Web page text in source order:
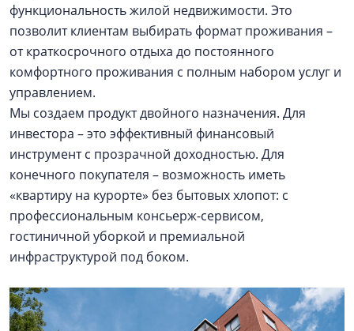
функциональность жилой недвижимости. Это
позволит клиентам выбирать формат проживания –
от краткосрочного отдыха до постоянного
комфортного проживания с полным набором услуг и
управлением.
Мы создаем продукт двойного назначения. Для
инвестора – это эффективный финансовый
инструмент с прозрачной доходностью. Для
конечного покупателя – возможность иметь
«квартиру на курорте» без бытовых хлопот: с
профессиональным консьерж-сервисом,
гостиничной уборкой и премиальной
инфраструктурой под боком.